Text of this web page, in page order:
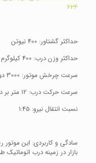
624
حداکثر گشتاور: 400 نیوتن
حداکثر وزن درب: 400 کیلوگرم
سرعت چرخش موتور: 3000 دور در دقیقه
سرعت حرکت درب: 12 متر بر دقیقه
نسبت انتقال نیرو: 1:45
سادگی و کاربردی: این موتور
بازار در زمینه درب